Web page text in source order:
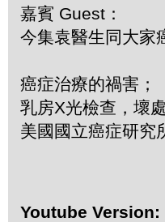
嘉賓 Guest：
今集袁醫生同大家
癌症治療的禍害；
乳房X光檢查，壞
美國國立癌症研究
Youtube Version: